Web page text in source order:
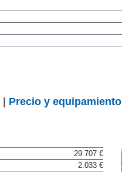
| Precio y equipamiento
29.707 €
2.033 €